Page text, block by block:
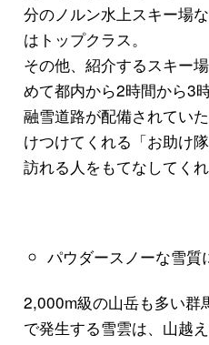
分のノルン水上スキー場
はトップクラス。
その他、紹介するスキー
めて都内から2時間から3
融雪道路が配備されてい
けつけてくれる「お助け
訪れる人をもてなしてく
パウダースノーな雪質
2,000m級の山岳も多い群
で発生する雪雲は、山越